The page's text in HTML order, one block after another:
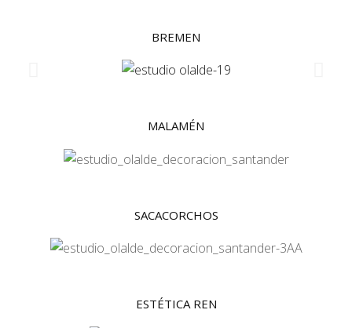
BREMEN
MALAMÉN
SACACORCHOS
ESTÉTICA REN